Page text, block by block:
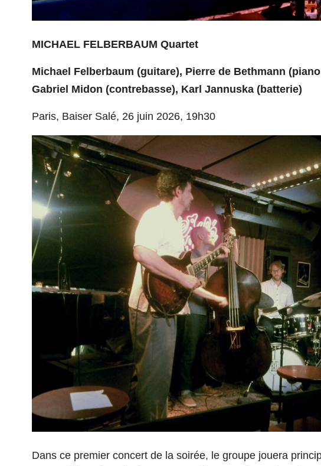
MICHAEL FELBERBAUM Quartet
Michael Felberbaum (guitare), Pierre de Bethmann
Gabriel Midon (contrebasse), Karl Jannuska (batterie)
Paris, Baiser Salé, 26 juin 2026, 19h30
Dans ce premier concert de la soirée, le groupe jouera